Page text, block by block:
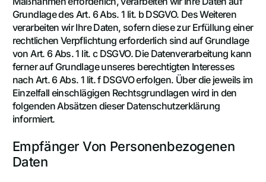
Grundlage des Art. 6 Abs. 1 lit. b DSGVO. Des Weiteren
verarbeiten wir Ihre Daten, sofern diese zur Erfüllung einer
rechtlichen Verpflichtung erforderlich sind auf Grundlage
von Art. 6 Abs. 1 lit. c DSGVO. Die Datenverarbeitung kann
ferner auf Grundlage unseres berechtigten Interesses
nach Art. 6 Abs. 1 lit. f DSGVO erfolgen. Über die jeweils im
Einzelfall einschlägigen Rechtsgrundlagen wird in den
folgenden Absätzen dieser Datenschutzerklärung
informiert.
Empfänger Von Personenbezogenen
Daten